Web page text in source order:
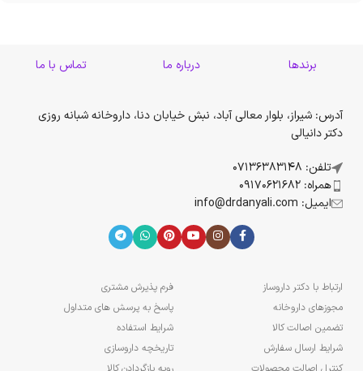
برندها درباره ما تماس با ما
آدرس: شیراز، بلوار معالی آباد، نبش خیابان دنا، داروخانه شبانه روزی
دکتر دانیالی
تلفن: 07136383148
همراه: 09170621682
ایمیل: info@drdanyali.com
ارتباط با دکتر داروساز
مجوزهای داروخانه
تضمین اصالت کالا
شرایط ارسال سفارش
فرم پذیرش مشتری
پاسخ به پرسش های متداول
شرایط استفاده
تاریخچه داروسازی